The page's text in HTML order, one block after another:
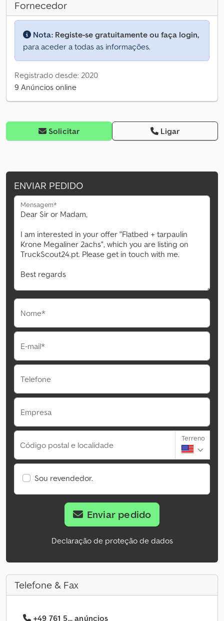
Fornecedor
Nota: Registe-se gratuitamente ou faça login,
para aceder a todas as informações.
Registrado desde: 2020
9 Anúncios online
Solicitar Ligar
ENVIAR PEDIDO
Mensagem*
Nome*
E-mail*
Telefone
Empresa
Código postal e localidade
Terreno
Sou revendedor.
Enviar pedido
Declaração de proteção de dados
Telefone & Fax
+49 761 5... anúncios